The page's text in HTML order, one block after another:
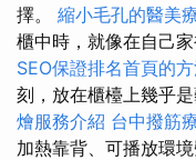
擇。 縮小毛孔的醫美
櫃中時，就像在自己
SEO保證排名首頁的
刻，放在櫃檯上幾乎是
燴服務介紹 台中撥筋
加熱靠背、可播放環